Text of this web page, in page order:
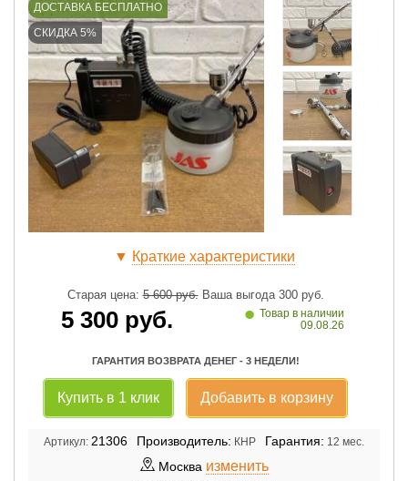
ДОСТАВКА БЕСПЛАТНО
СКИДКА 5%
▼ Краткие характеристики
Старая цена:5 600руб. Ваша выгода300руб.
5 300руб. • Товар в наличии
09.08.26
ГАРАНТИЯ ВОЗВРАТА ДЕНЕГ - 3 НЕДЕЛИ!
Купить в 1 клик Добавить в корзину
Артикул: 21306 Производитель: КНР Гарантия: 12 мес.
Москва изменить